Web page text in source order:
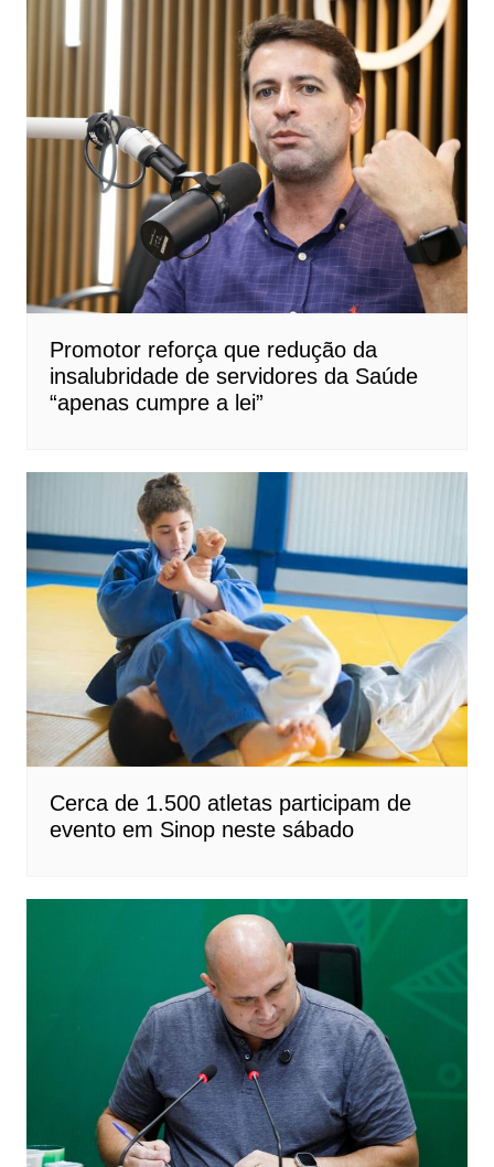
Promotor reforça que redução da
insalubridade de servidores da Saúde
“apenas cumpre a lei”
Cerca de 1.500 atletas participam de
evento em Sinop neste sábado